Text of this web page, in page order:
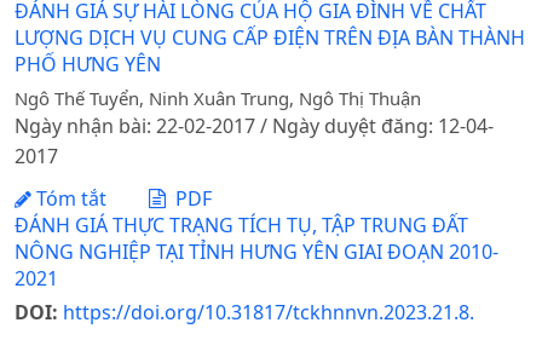
ĐÁNH GIÁ SỰ HÀI LÒNG CỦA HỘ GIA ĐÌNH VỀ CHẤT
LƯỢNG DỊCH VỤ CUNG CẤP ĐIỆN TRÊN ĐỊA BÀN THÀNH
PHỐ HƯNG YÊN
Ngô Thế Tuyển, Ninh Xuân Trung, Ngô Thị Thuận
Ngày nhận bài: 22-02-2017 / Ngày duyệt đăng: 12-04-
2017
Tóm tắt
PDF
ĐÁNH GIÁ THỰC TRẠNG TÍCH TỤ, TẬP TRUNG ĐẤT
NÔNG NGHIỆP TẠI TỈNH HƯNG YÊN GIAI ĐOẠN 2010-
2021
DOI: https://doi.org/10.31817/tckhnnvn.2023.21.8.